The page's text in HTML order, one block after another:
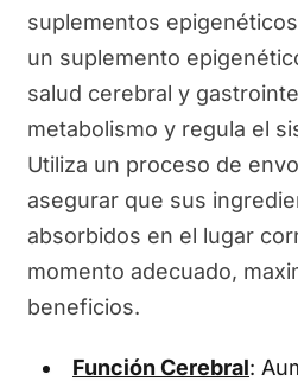
suplementos
un suplemento
salud cerebral y
metabolismo y regula el
Utiliza un proceso de
asegurar que sus
absorbidos en el lugar
momento adecuado,
beneficios.
Función Cerebral: